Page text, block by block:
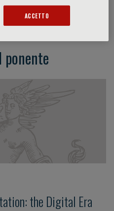
ponente
the Digital Era
ACCETTO